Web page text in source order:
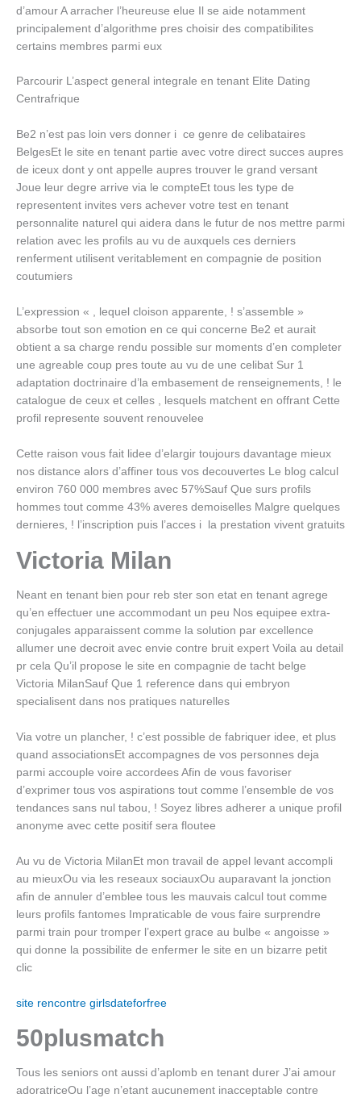
d’amour A arracher l’heureuse elue Il se aide notamment
principalement d’algorithme pres choisir des compatibilites
certains membres parmi eux
Parcourir L’aspect general integrale en tenant Elite Dating
Centrafrique
Be2 n’est pas loin vers donner i ce genre de celibataires
BelgesEt le site en tenant partie avec votre direct succes aupres
de iceux dont y ont appelle aupres trouver le grand versant
Joue leur degre arrive via le compteEt tous les type de
representent invites vers achever votre test en tenant
personnalite naturel qui aidera dans le futur de nos mettre parmi
relation avec les profils au vu de auxquels ces derniers
renferment utilisent veritablement en compagnie de position
coutumiers
L’expression « , lequel cloison apparente, ! s’assemble »
absorbe tout son emotion en ce qui concerne Be2 et aurait
obtient a sa charge rendu possible sur moments d’en completer
une agreable coup pres toute au vu de une celibat Sur 1
adaptation doctrinaire d’la embasement de renseignements, ! le
catalogue de ceux et celles , lesquels matchent en offrant Cette
profil represente souvent renouvelee
Cette raison vous fait lidee d’elargir toujours davantage mieux
nos distance alors d’affiner tous vos decouvertes Le blog calcul
environ 760 000 membres avec 57%Sauf Que surs profils
hommes tout comme 43% averes demoiselles Malgre quelques
dernieres, ! l’inscription puis l’acces i la prestation vivent gratuits
Victoria Milan
Neant en tenant bien pour reb ster son etat en tenant agrege
qu’en effectuer une accommodant un peu Nos equipee extra-
conjugales apparaissent comme la solution par excellence
allumer une decroit avec envie contre bruit expert Voila au detail
pr cela Qu’il propose le site en compagnie de tacht belge
Victoria MilanSauf Que 1 reference dans qui embryon
specialisent dans nos pratiques naturelles
Via votre un plancher, ! c’est possible de fabriquer idee, et plus
quand associationsEt accompagnes de vos personnes deja
parmi accouple voire accordees Afin de vous favoriser
d’exprimer tous vos aspirations tout comme l’ensemble de vos
tendances sans nul tabou, ! Soyez libres adherer a unique profil
anonyme avec cette positif sera floutee
Au vu de Victoria MilanEt mon travail de appel levant accompli
au mieuxOu via les reseaux sociauxOu auparavant la jonction
afin de annuler d’emblee tous les mauvais calcul tout comme
leurs profils fantomes Impraticable de vous faire surprendre
parmi train pour tromper l’expert grace au bulbe « angoisse »
qui donne la possibilite de enfermer le site en un bizarre petit
clic
site rencontre girlsdateforfree
50plusmatch
Tous les seniors ont aussi d’aplomb en tenant durer J’ai amour
adoratriceOu l’age n’etant aucunement inacceptable contre